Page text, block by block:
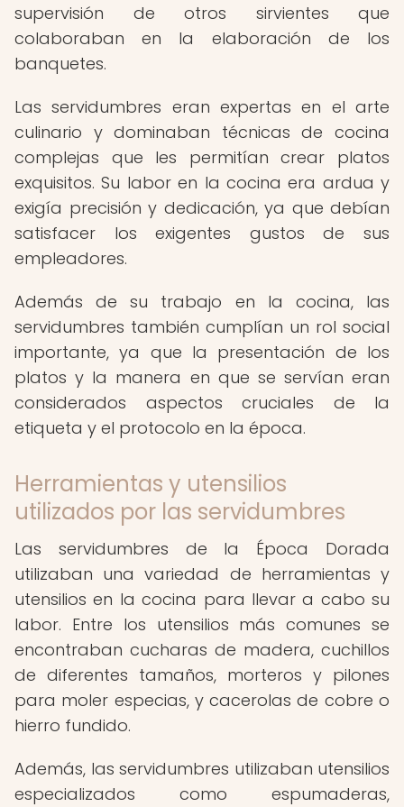
supervisión de otros sirvientes que
colaboraban en la elaboración de los
banquetes.
Las servidumbres eran expertas en el arte
culinario y dominaban técnicas de cocina
complejas que les permitían crear platos
exquisitos. Su labor en la cocina era ardua y
exigía precisión y dedicación, ya que debían
satisfacer los exigentes gustos de sus
empleadores.
Además de su trabajo en la cocina, las
servidumbres también cumplían un rol social
importante, ya que la presentación de los
platos y la manera en que se servían eran
considerados aspectos cruciales de la
etiqueta y el protocolo en la época.
Herramientas y utensilios
utilizados por las servidumbres
Las servidumbres de la Época Dorada
utilizaban una variedad de herramientas y
utensilios en la cocina para llevar a cabo su
labor. Entre los utensilios más comunes se
encontraban cucharas de madera, cuchillos
de diferentes tamaños, morteros y pilones
para moler especias, y cacerolas de cobre o
hierro fundido.
Además, las servidumbres utilizaban utensilios
especializados como espumaderas,